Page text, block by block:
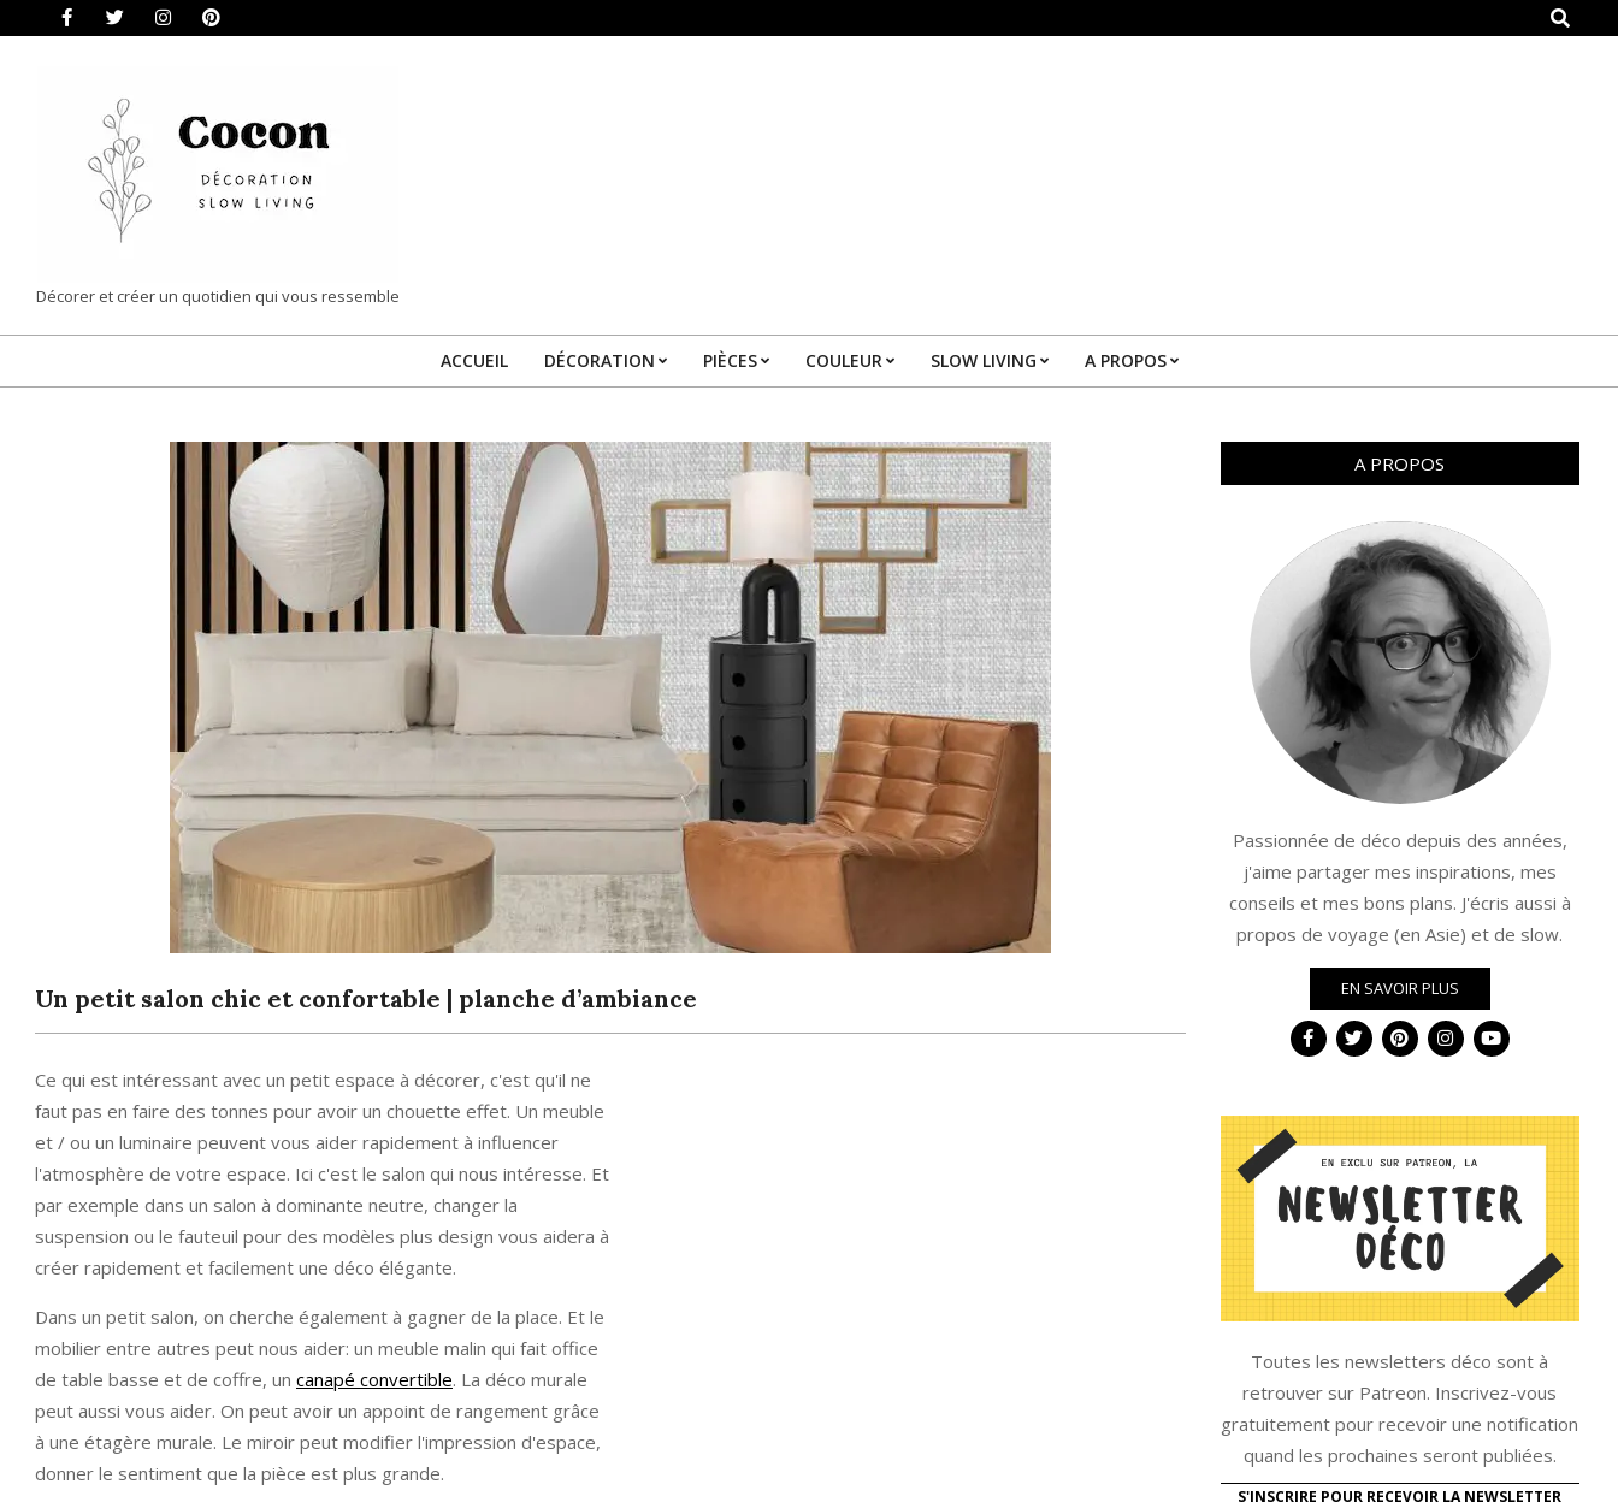
Search
COCON
|
DÉCORATION
Décorer et créer un quotidien qui vous ressemble
Primary
Menu
ACCUEIL DÉCORATION PIÈCES COULEUR SLOW LIVING A PROPOS
Un petit salon chic et confortable | planche d’ambiance
Ce qui est intéressant avec un petit espace à décorer, c'est qu'il ne
faut pas en faire des tonnes pour avoir un chouette effet. Un meuble
et / ou un luminaire peuvent vous aider rapidement à influencer
l'atmosphère de votre espace. Ici c'est le salon qui nous intéresse. Et
par exemple dans un salon à dominante neutre, changer la
suspension ou le fauteuil pour des modèles plus design vous aidera à
créer rapidement et facilement une déco élégante.
Dans un petit salon, on cherche également à gagner de la place. Et le
mobilier entre autres peut nous aider: un meuble malin qui fait office
de table basse et de coffre, un canapé convertible. La déco murale
peut aussi vous aider. On peut avoir un appoint de rangement grâce
à une étagère murale. Le miroir peut modifier l'impression d'espace,
donner le sentiment que la pièce est plus grande.
A PROPOS
Passionnée de déco depuis des années,
j'aime partager mes inspirations, mes
conseils et mes bons plans. J'écris aussi à
propos de voyage (en Asie) et de slow.
EN SAVOIR PLUS
Toutes les newsletters déco sont à
retrouver sur Patreon. Inscrivez-vous
gratuitement pour recevoir une notification
quand les prochaines seront publiées.
S'INSCRIRE POUR RECEVOIR LA NEWSLETTER